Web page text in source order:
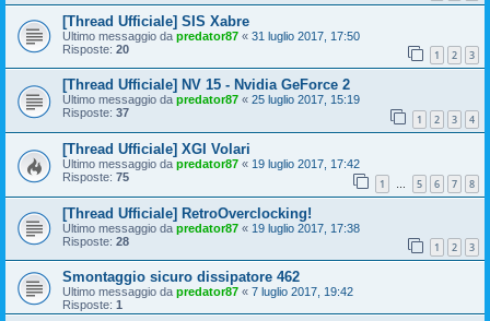
[Thread Ufficiale] SIS Xabre
Ultimo messaggio da predator87 « 31 luglio 2017, 17:50
Risposte: 20 1 2 3
[Thread Ufficiale] NV 15 - Nvidia GeForce 2
Ultimo messaggio da predator87 « 25 luglio 2017, 15:19
Risposte: 37 1 2 3 4
[Thread Ufficiale] XGI Volari
Ultimo messaggio da predator87 « 19 luglio 2017, 17:42
Risposte: 75 1 … 5 6 7 8
[Thread Ufficiale] RetroOverclocking!
Ultimo messaggio da predator87 « 19 luglio 2017, 17:38
Risposte: 28 1 2 3
Smontaggio sicuro dissipatore 462
Ultimo messaggio da predator87 « 7 luglio 2017, 19:42
Risposte: 1